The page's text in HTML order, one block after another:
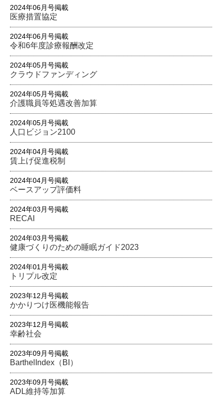
2024年06月号掲載
医療措置協定
2024年06月号掲載
令和6年度診療報酬改定
2024年05月号掲載
クラウドファンディング
2024年05月号掲載
介護職員等処遇改善加算
2024年05月号掲載
人口ビジョン2100
2024年04月号掲載
賃上げ促進税制
2024年04月号掲載
ベースアップ評価料
2024年03月号掲載
RECAI
2024年03月号掲載
健康づくりのための睡眠ガイド2023
2024年01月号掲載
トリプル改定
2023年12月号掲載
かかりつけ医機能報告
2023年12月号掲載
幸齢社会
2023年09月号掲載
BarthelIndex（BI）
2023年09月号掲載
ADL維持等加算